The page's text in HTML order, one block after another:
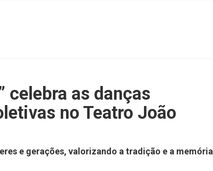
celebra as danças
no Teatro João
e gerações, valorizando a tradição e a memória